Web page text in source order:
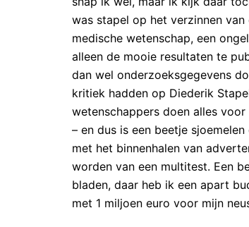
was stapel op het verzinnen
medische wetenschap, een
alleen de mooie resultaten te
dan wel onderzoeksgegevens
kritiek hadden op Diederik
wetenschappers doen alles
– en dus is een beetje
met het binnenhalen van
worden van een multitest. Een
bladen, daar heb ik een apart
met 1 miljoen euro voor mijn